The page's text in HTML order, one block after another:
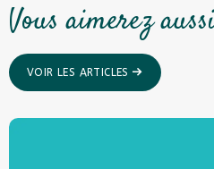
Vous aimerez
VOIR LES ARTICLES